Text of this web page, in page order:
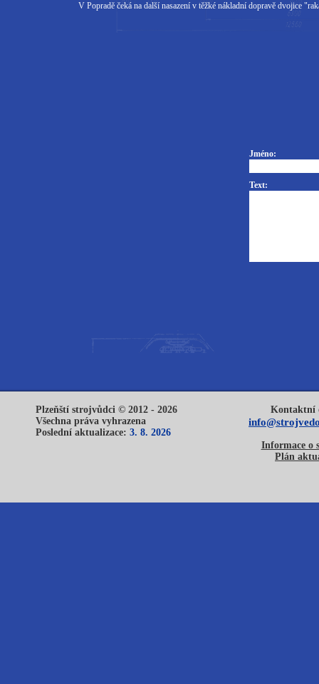
V Popradě čeká na další nasazení v těžké nákladní dopravě dvojice
Jméno:
Text:
Plzeňští strojvůdci © 2012 - 2026
Všechna práva vyhrazena
Poslední aktualizace: 3. 8. 2026
Kontaktní
Informace o
Plán